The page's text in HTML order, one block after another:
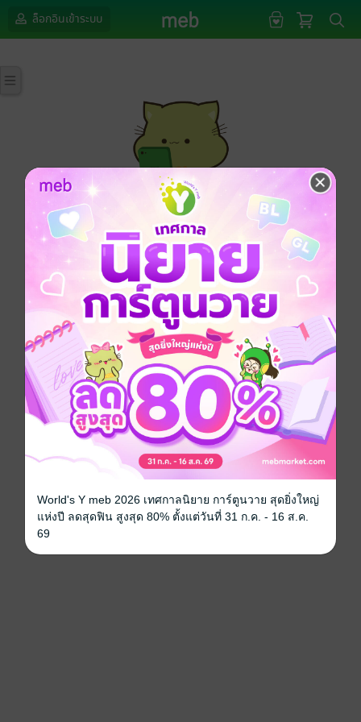
ล็อกอินเข้าระบบ
กรุณาเข้าสู่ระบบก่อนดำเนินรายการด้วยค่ะ
ล็อกอินเข้าระบบ
World's Y meb 2026 เทศกาลนิยาย การ์ตูนวาย สุดยิ่งใหญ่
แห่งปี ลดสุดฟิน สูงสุด 80% ตั้งแต่วันที่ 31 ก.ค. - 16 ส.ค.
69